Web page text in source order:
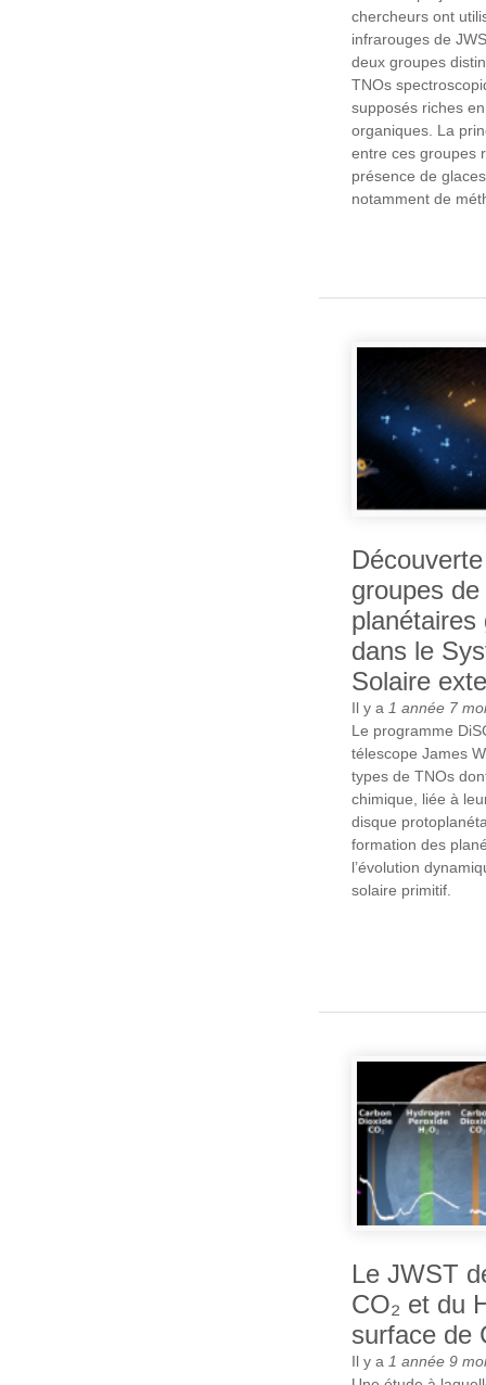
chercheurs ont
infrarouges de
deux groupes
TNOs
supposés riches
organiques. La
entre ces groupes
présence de
notamment de
groupes
planétaires
dans le
Solaire
Il y a 1 année 7
Le programme
télescope James
types de TNOs
chimique, liée à
disque
formation des
l’évolution
solaire primitif.
Le JWST
CO₂ et du
surface de
Il y a 1 année 9